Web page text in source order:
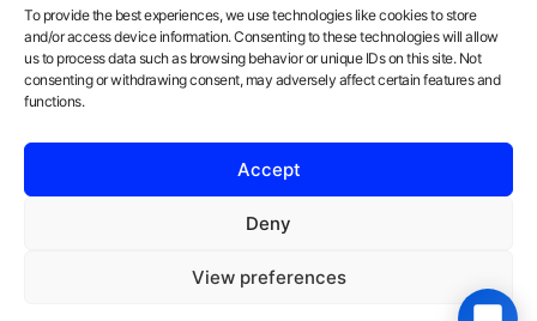
To provide the best experiences, we use technologies like cookies to store
and/or access device information. Consenting to these technologies will allow
us to process data such as browsing behavior or unique IDs on this site. Not
consenting or withdrawing consent, may adversely affect certain features and
functions.
Accept
Deny
View preferences
Vossiusstraat 20-2
1071AD Amsterdam
BTW-Nummer: NL862378552B01